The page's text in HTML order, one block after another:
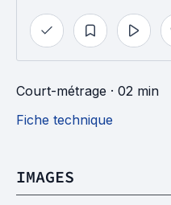
Court-métrage · 02 min
Fiche technique
IMAGES